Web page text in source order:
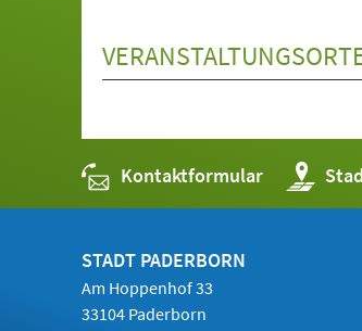
Kontaktformular (Öffnet
in
einem
STADT PADERBORN
Am Hoppenhof 33
33104 Paderborn